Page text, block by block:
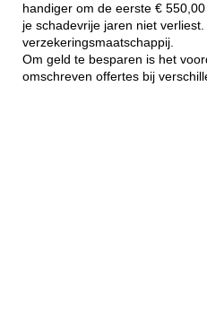
handiger om de eerste €
je schadevrije jaren niet
verzekeringsmaatschappij.
Om geld te besparen is het
omschreven offertes bij